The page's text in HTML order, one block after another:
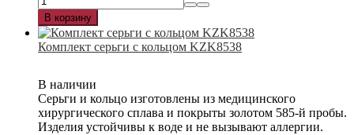
В корзину
Комплект серьги с кольцом KZK8538
В наличии
Серьги и кольцо изготовлены из медицинского
хирургического сплава и покрыты золотом 585-й пробы.
Изделия устойчивы к воде и не вызывают аллергии.